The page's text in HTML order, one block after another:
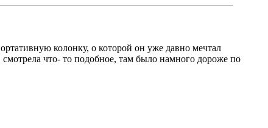
колонку, о которой он уже давно мечтал
что- то подобное, там было намного дороже по